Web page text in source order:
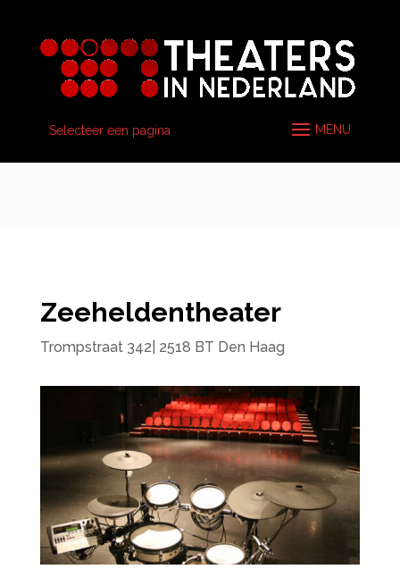
Selecteer een pagina
Zeeheldentheater
Trompstraat 342| 2518 BT Den Haag